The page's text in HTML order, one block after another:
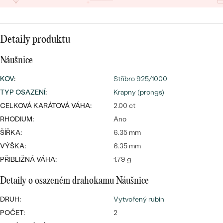
Nejprodávanější
snubní prsteny
PROHLÉDNOUT
DLE MATERIÁLU
ZLATO
PLATINA
STŘÍBRO
S LAB-GROWN DIAMANTY
S PERLAMI
PERSONALIZOVANÉ
SYMBOLICKÉ
PODLE BARVY
Nejprodávanější
LUXUSNÍ
CENOVĚ DOSTUPNÉ
LUXUSNÍ
Detaily produktu
Náušnice
KOV:
Stříbro 925/1000
TYP OSAZENÍ:
Krapny (prongs)
CELKOVÁ KARÁTOVÁ VÁHA:
2.00 ct
RHODIUM:
Ano
ŠÍŘKA:
6.35 mm
VÝŠKA:
6.35 mm
PŘIBLIŽNÁ VÁHA:
1.79 g
Detaily o osazeném drahokamu Náušnice
DRUH:
Vytvořený rubín
POČET:
2